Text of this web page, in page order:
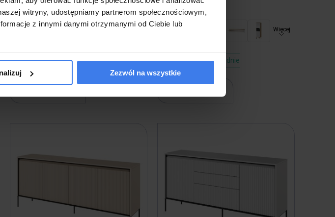
witryny, udostępniamy partnerom społecznościowym,
z innymi danymi otrzymanymi od Ciebie lub
Zezwól na wszystkie
Wysyłka w 2-3 tygodnie
Więcej
Wysyłka w 2-3 tygodnie